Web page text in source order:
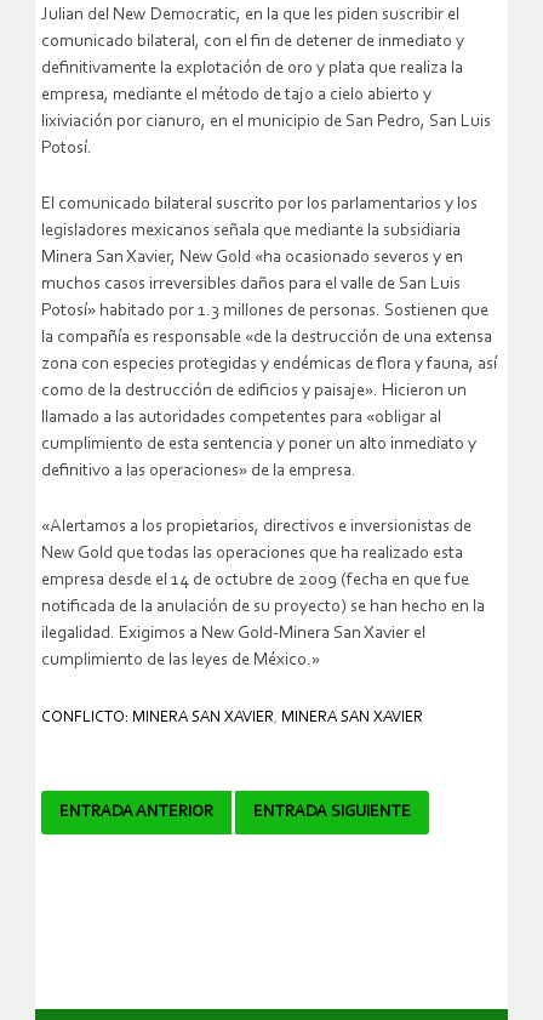
Julian del New Democratic, en la que les piden suscribir el
comunicado bilateral, con el fin de detener de inmediato y
definitivamente la explotación de oro y plata que realiza la
empresa, mediante el método de tajo a cielo abierto y
lixiviación por cianuro, en el municipio de San Pedro, San Luis
Potosí.
El comunicado bilateral suscrito por los parlamentarios y los
legisladores mexicanos señala que mediante la subsidiaria
Minera San Xavier, New Gold «ha ocasionado severos y en
muchos casos irreversibles daños para el valle de San Luis
Potosí» habitado por 1.3 millones de personas. Sostienen que
la compañía es responsable «de la destrucción de una extensa
zona con especies protegidas y endémicas de flora y fauna, así
como de la destrucción de edificios y paisaje». Hicieron un
llamado a las autoridades competentes para «obligar al
cumplimiento de esta sentencia y poner un alto inmediato y
definitivo a las operaciones» de la empresa.
«Alertamos a los propietarios, directivos e inversionistas de
New Gold que todas las operaciones que ha realizado esta
empresa desde el 14 de octubre de 2009 (fecha en que fue
notificada de la anulación de su proyecto) se han hecho en la
ilegalidad. Exigimos a New Gold-Minera San Xavier el
cumplimiento de las leyes de México.»
CONFLICTO: MINERA SAN XAVIER, MINERA SAN XAVIER
Navegador
ENTRADA ANTERIOR ENTRADA SIGUIENTE